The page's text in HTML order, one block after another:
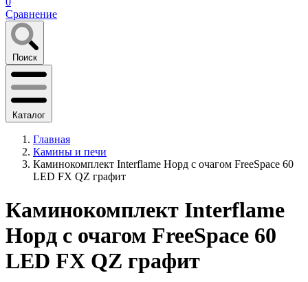
Сравнение
Поиск
Каталог
Главная
Камины и печи
Каминокомплект Interflame Норд с очагом FreeSpace 60
LED FX QZ графит
Каминокомплект Interflame
Норд с очагом FreeSpace 60
LED FX QZ графит